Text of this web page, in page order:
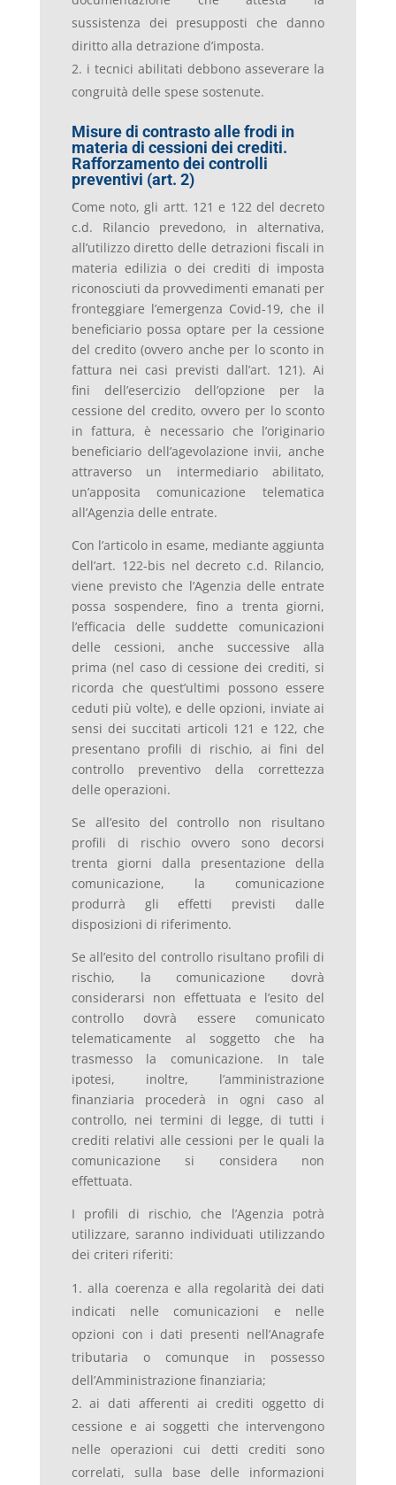
sussistenza dei presupposti che danno
diritto alla detrazione d’imposta.
i tecnici abilitati debbono asseverare la
congruità delle spese sostenute.
Misure di contrasto alle frodi in
materia di cessioni dei crediti.
Rafforzamento dei controlli
preventivi (art. 2)
Come noto, gli artt. 121 e 122 del decreto
c.d. Rilancio prevedono, in alternativa,
all’utilizzo diretto delle detrazioni fiscali in
materia edilizia o dei crediti di imposta
riconosciuti da provvedimenti emanati per
fronteggiare l’emergenza Covid-19, che il
beneficiario possa optare per la cessione
del credito (ovvero anche per lo sconto in
fattura nei casi previsti dall’art. 121). Ai
fini dell’esercizio dell’opzione per la
cessione del credito, ovvero per lo sconto
in fattura, è necessario che l’originario
beneficiario dell’agevolazione invii, anche
attraverso un intermediario abilitato,
un’apposita comunicazione telematica
all’Agenzia delle entrate.
Con l’articolo in esame, mediante aggiunta
dell’art. 122-bis nel decreto c.d. Rilancio,
viene previsto che l’Agenzia delle entrate
possa sospendere, fino a trenta giorni,
l’efficacia delle suddette comunicazioni
delle cessioni, anche successive alla
prima (nel caso di cessione dei crediti, si
ricorda che quest’ultimi possono essere
ceduti più volte), e delle opzioni, inviate ai
sensi dei succitati articoli 121 e 122, che
presentano profili di rischio, ai fini del
controllo preventivo della correttezza
delle operazioni.
Se all’esito del controllo non risultano
profili di rischio ovvero sono decorsi
trenta giorni dalla presentazione della
comunicazione, la comunicazione
produrrà gli effetti previsti dalle
disposizioni di riferimento.
Se all’esito del controllo risultano profili di
rischio, la comunicazione dovrà
considerarsi non effettuata e l’esito del
controllo dovrà essere comunicato
telematicamente al soggetto che ha
trasmesso la comunicazione. In tale
ipotesi, inoltre, l’amministrazione
finanziaria procederà in ogni caso al
controllo, nei termini di legge, di tutti i
crediti relativi alle cessioni per le quali la
comunicazione si considera non
effettuata.
I profili di rischio, che l’Agenzia potrà
utilizzare, saranno individuati utilizzando
dei criteri riferiti:
alla coerenza e alla regolarità dei dati
indicati nelle comunicazioni e nelle
opzioni con i dati presenti nell’Anagrafe
tributaria o comunque in possesso
dell’Amministrazione finanziaria;
ai dati afferenti ai crediti oggetto di
cessione e ai soggetti che intervengono
nelle operazioni cui detti crediti sono
correlati, sulla base delle informazioni